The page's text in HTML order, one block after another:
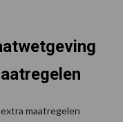
maatregelen